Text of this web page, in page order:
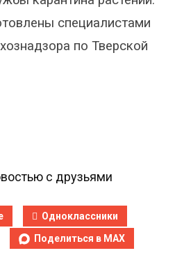
специалистами
по Тверской
с друзьями
Одноклассники
Поделиться в MAX